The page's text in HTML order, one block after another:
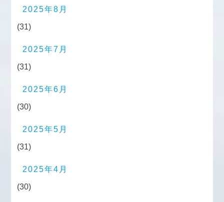
2025年8月
(31)
2025年7月
(31)
2025年6月
(30)
2025年5月
(31)
2025年4月
(30)